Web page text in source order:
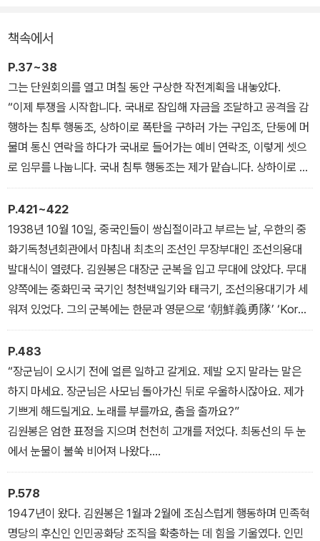
0여 년의 기록이다. 이념에 좌우되지 않고 최대한 검증된 자료와 증
언으로 객관성을 유지했다. 아직 가보지 못한 북한 답사와 김원봉에
대한 북한 측 자료를 찾는 일이 숙제처럼 남았지만 저자는 자신이 쓰
는 김원봉에 대한 마지막 책이라 생각하고 김원봉에 대해 아는 모든
것을 쏟아 한 권의 책에 담았다.
책속에서
P.37~38
그는 단원회의를 열고 며칠 동안 구상한 작전계획을 내놓았다.
“이제 투쟁을 시작합니다. 국내로 잠입해 자금을 조달하고 공격을 감
행하는 침투 행동조, 상하이로 폭탄을 구하러 가는 구입조, 단둥에 머
물며 통신 연락을 하다가 국내로 들어가는 예비 연락조, 이렇게 셋으
로 임무를 나눕니다. 국내 침투 행동조는 제가 맡습니다. 상하이로 가
는 획득조는 백민 선생님이, 당분간 지린과 단둥에 체류하는 연락조
는 이종암 동지가 맡
습니다.”
뜻밖에 반대의견이 나왔다.
“의백은 국내로 들어가면 안 됩니다. 단장이 잡히면 모두 끝나기 때문
입니다.”
이종암의 말이었다.
김원봉은 이종암을 향해 소리쳤다.
“이 동지! 가장 중요한 첫 번째 거사를 단장이 지휘해야지요. 그래야
뒤를 잇는 다음 단장도 그렇게 할 거라고요.”
나이가 많고 늘 점잖은 서상락이 일어나 이종암의 편을 들었다.
“우리가 김원봉 의백을 단장으로 뽑은 건 용맹한 투사이기 때문이 아
니오.”
곽재기가 맞장구를 쳤다.
리고 군자금을 얻고 폭탄을 구해야 합니다.”
김원봉은 팔을 크게 내저으며 소리쳤다.
“동지들! 나를 단장으로 뽑아놓고 첫 작전 지휘를 못 하게 하다니요!”
P.421~422
1938년 10월 10일, 중국인들이 쌍십절이라고 부르는 날, 우한의 중
화기독청년회관에서 마침내 최초의 조선인 무장부대인 조선의용대
발대식이 열렸다. 김원봉은 대장군 군복을 입고 무대에 앉았다. 무대
양쪽에는 중화민국 국기인 청천백일기와 태극기, 조선의용대기가 세
워져 있었다. 그의 군복에는 한문과 영문으로 ‘朝鮮義勇隊’ ‘Korea
n Volunteer’라고 쓰여 있고 한문으로 ‘陳國斌’이라는 명찰이 달려
있었다. 그의 눈앞 단상 아래는 군복을 입은 97명의 대원이 앉아 있
었다. 김원봉이 자리에서 일어나 마이크 앞으로 가자 조선의용대 대
원들은 그를 향해 힘차게 전원 경례를 올렸다.
“대장님께 대하여 받들어총!”
김원봉은 감격에 차서 거수경례로 답했다. 그는 조선의용대 대기隊
旗를 번쩍 들어올리며 힘찬 음성으로 선언했다.
“조선의용대 창립을 선언합니다.”
P.483
“장군님이 오시기 전에 얼른 일하고 갈게요. 제발 오지 말라는 말은
하지 마세요. 장군님은 사모님 돌아가신 뒤로 우울하시잖아요. 제가
기쁘게 해드릴게요. 노래를 부를까요, 춤을 출까요?”
김원봉은 엄한 표정을 지으며 천천히 고개를 저었다. 최동선의 두 눈
에서 눈물이 불쑥 비어져 나왔다.
“이러면 안 된다는 걸 알지만 장군님이 좋은 걸 어떡해요.”
김원봉은 제자리에서 발을 세게 굴렀다.
“나는 네 아버지와 평생 동지다. 네가 지금 한 말은 안 들은 걸로 하겠
다. 어서 집으로 가거라.”
P.578
1947년이 왔다. 김원봉은 1월과 2월에 조심스럽게 행동하며 민족혁
명당의 후신인 인민공화당 조직을 확충하는 데 힘을 기울였다. 인민